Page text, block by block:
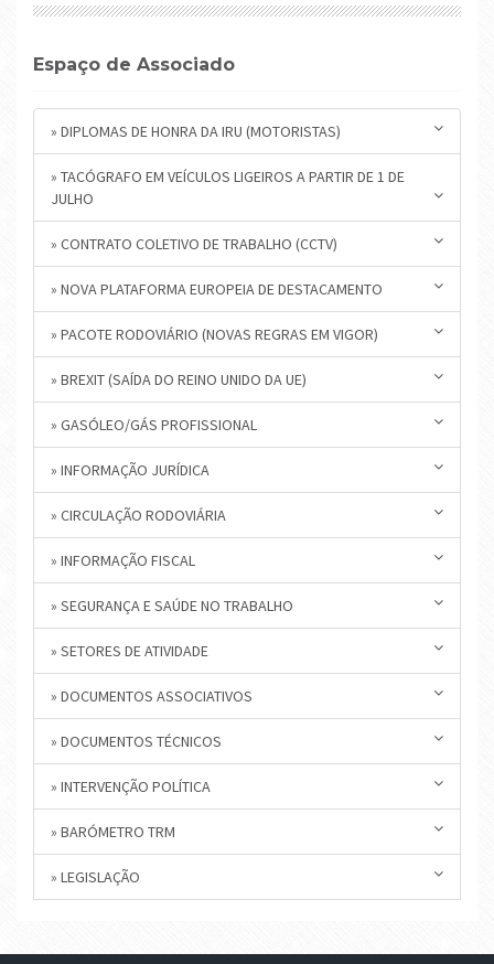
Espaço de Associado
» DIPLOMAS DE HONRA DA IRU (MOTORISTAS)
» TACÓGRAFO EM VEÍCULOS LIGEIROS A PARTIR DE 1 DE
JULHO
» CONTRATO COLETIVO DE TRABALHO (CCTV)
» NOVA PLATAFORMA EUROPEIA DE DESTACAMENTO
» PACOTE RODOVIÁRIO (NOVAS REGRAS EM VIGOR)
» BREXIT (SAÍDA DO REINO UNIDO DA UE)
» GASÓLEO/GÁS PROFISSIONAL
» INFORMAÇÃO JURÍDICA
» CIRCULAÇÃO RODOVIÁRIA
» INFORMAÇÃO FISCAL
» SEGURANÇA E SAÚDE NO TRABALHO
» SETORES DE ATIVIDADE
» DOCUMENTOS ASSOCIATIVOS
» DOCUMENTOS TÉCNICOS
» INTERVENÇÃO POLÍTICA
» BARÓMETRO TRM
» LEGISLAÇÃO